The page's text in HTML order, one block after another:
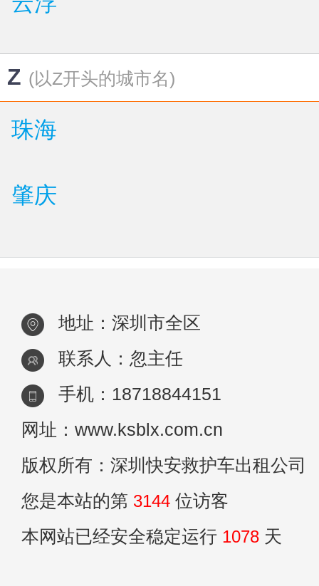
Z (以Z开头的城市名)
珠海
肇庆
地址：深圳市全区
联系人：忽主任
手机：18718844151
网址：www.ksblx.com.cn
版权所有：深圳快安救护车出租公司
您是本站的第 3144 位访客
本网站已经安全稳定运行 1078 天